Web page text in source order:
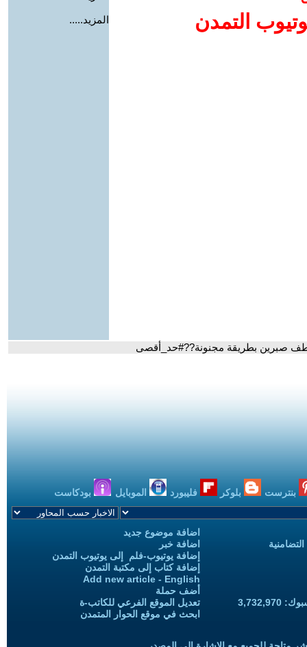
التمدن
المزيد.....
صبرين بطريقة مجنونة??#حد_أقصى
بنترست بلوكر فليبورد الموبايل بودكاست
اضافة موضوع جديد
اضافة خبر
إضافة يوتيوب-فلم إلى يوتيوب التمدن
إضافة كتاب إلى مكتبة التمدن
Add new article - English
أضف حملة
تعديل الموقع الفرعي للكاتب-ة
ابحث في موقع الحوار المتمدن